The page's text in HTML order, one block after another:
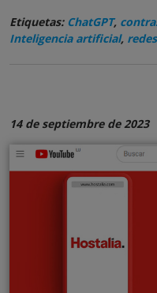
Etiquetas: ChatGPT,
Inteligencia artificial,
14 de septiembre de 2023